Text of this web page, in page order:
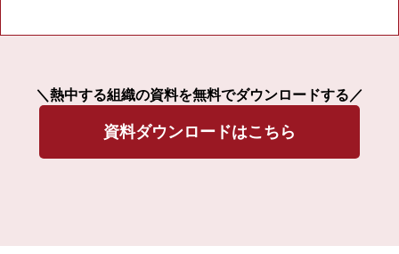
＼熱中する組織の資料を無料でダウンロードする／
資料ダウンロードはこちら